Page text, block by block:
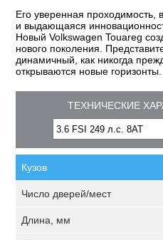
Его уверенная проходимость,
и выдающаяся
Новый Volkswagen Touareg
нового поколения.
динамичный, как никогда
открываются новые горизонты.
ТЕХНИЧЕСКИЕ
Кузов
Число дверей/мест
Длина, мм